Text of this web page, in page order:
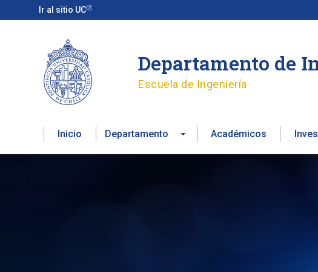
Ir al sitio UC
al
Departamento de
Escuela de Ingeniería
Inicio Departamento Académicos